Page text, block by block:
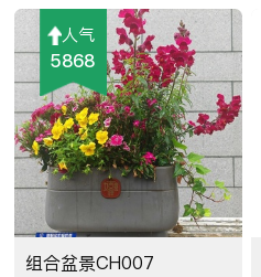
人气
5868
组合盆景CH007